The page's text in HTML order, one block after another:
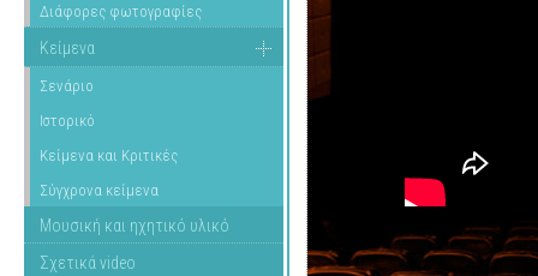
Διάφορες φωτογραφίες
Κείμενα
Σενάριο
Ιστορικό
Κείμενα και Κριτικές
Σύγχρονα κείμενα
Μουσική και ηχητικό υλικό
Σχετικά video